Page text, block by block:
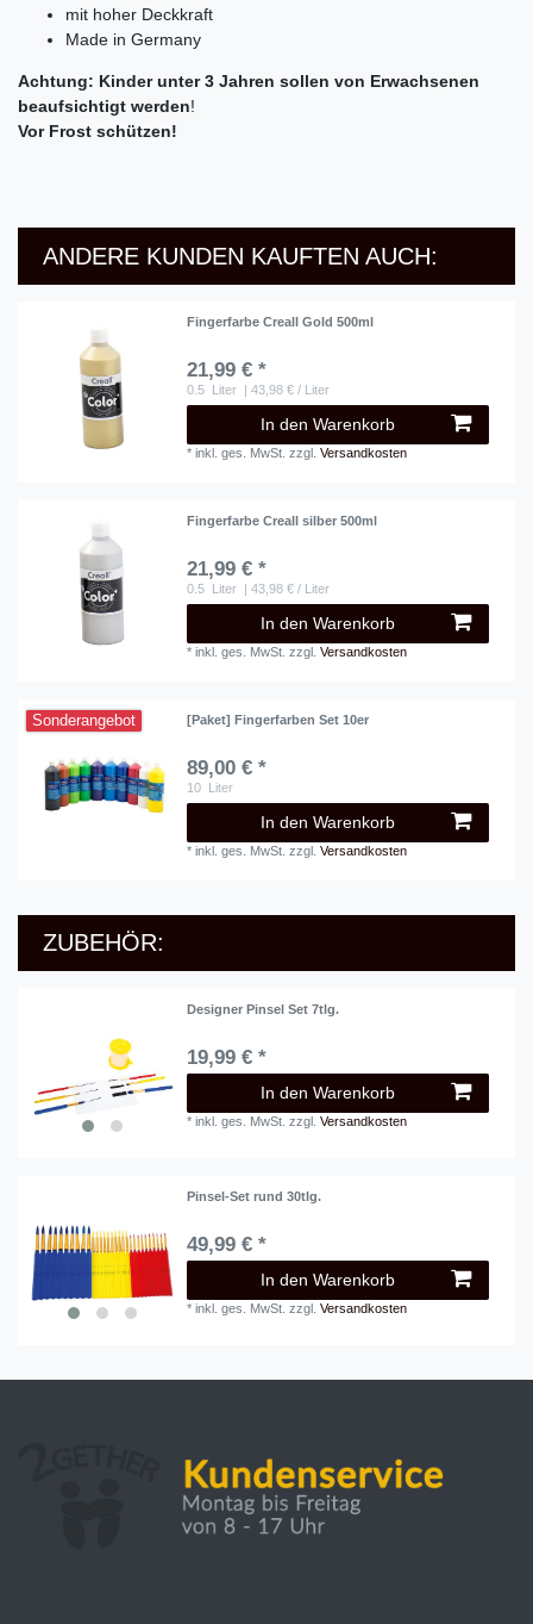
mit hoher Deckkraft
Made in Germany
Achtung: Kinder unter 3 Jahren sollen von Erwachsenen
beaufsichtigt werden!
Vor Frost schützen!
ANDERE KUNDEN KAUFTEN AUCH:
Fingerfarbe Creall Gold 500ml
21,99 € *
0.5 Liter | 43,98 € / Liter
In den Warenkorb
*inkl. ges. MwSt. zzgl.Versandkosten
Fingerfarbe Creall silber 500ml
21,99 € *
0.5 Liter | 43,98 € / Liter
In den Warenkorb
*inkl. ges. MwSt. zzgl.Versandkosten
Sonderangebot [Paket] Fingerfarben Set 10er
89,00 € *
10 Liter
In den Warenkorb
*inkl. ges. MwSt. zzgl.Versandkosten
ZUBEHÖR:
Designer Pinsel Set 7tlg.
19,99 € *
In den Warenkorb
*inkl. ges. MwSt. zzgl.Versandkosten
Pinsel-Set rund 30tlg.
49,99 € *
In den Warenkorb
*inkl. ges. MwSt. zzgl.Versandkosten